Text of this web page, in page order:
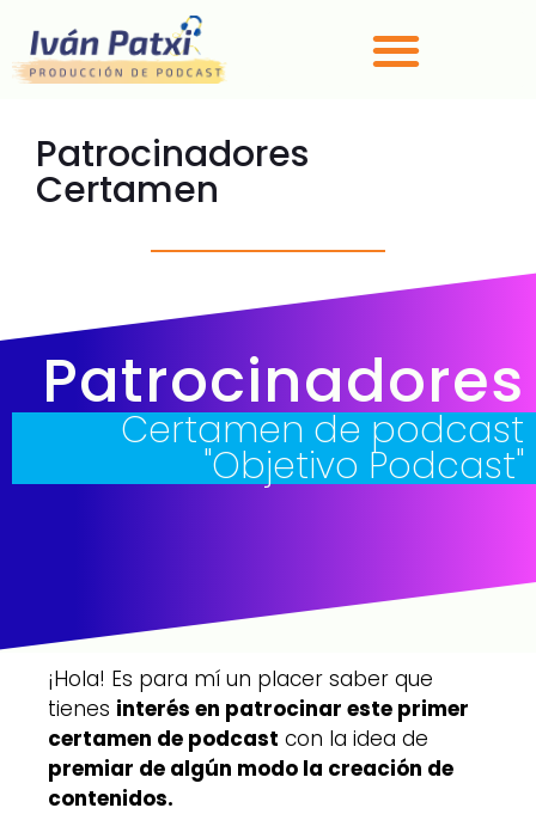
Patrocinadores
Certamen
Patrocinadores
Certamen de podcast
"Objetivo Podcast"
¡Hola! Es para mí un placer saber que
tienes interés en patrocinar este primer
certamen de podcast con la idea de
premiar de algún modo la creación de
contenidos.